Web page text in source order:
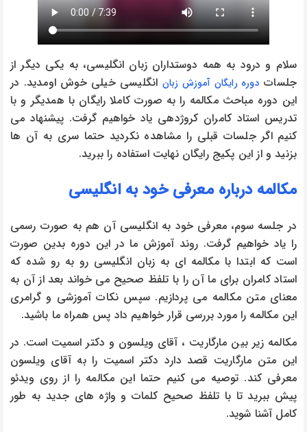
سلام و درود به همه دوستداران زبان انگلیسی، به یکی دیگر از
جلسات دوره رایگان آموزش زبان انگلیسی خیلی خوش اومدید. در
این دوره مباحث مکالمه را به صورت کاملا رایگان با همدیگر و با
تدریس استاد کامران کروژدهی یاد خواهیم گرفت. پیشنهاد می
کنیم اگر جلسات قبلی را مشاهده نکردید حتما سری به آن ها
بزنید و از این پکیج رایگان نهایت استفاده را ببرید.
مکالمه درباره معرفی خود به انگلیسی
در جلسه سوم، معرفی خود به انگلیسی آن هم به صورت رسمی
را یاد خواهیم گرفت. روند آموزش ما در این دوره بدین صورت
است که ابتدا با مکالمه ای به زبان انگلیسی رو به رو شده که
استاد کامران برای ما آن را با تلفظ صحیح می خواند بعد از آن به
معنای متن مکالمه می پردازیم. سپس نکات آموزشی و گرامری
این مکالمه را مورد بررسی قرار خواهیم داد پس همراه ما باشید.
مکالمه زیر بین مارگاریت ، آقای ویلسون و دکتر اسمیت است. در
این متن مارگاریت قصد دارد دکتر اسمیت را به آقای ویلسون
معرفی کند. توصیه می کنیم حتما این مکالمه را از روی ویدئو
پیش ببرید تا با تلفظ صحیح کلمات و واژه های جدید به طور
کامل آشنا شوید.